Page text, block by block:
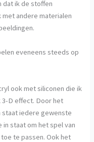
dat ik de stoffen
met andere materialen
eveneens steeds op
ook met siliconen die ik
D effect. Door het
staat iedere gewenste
staat om het spel van
te passen. Ook het